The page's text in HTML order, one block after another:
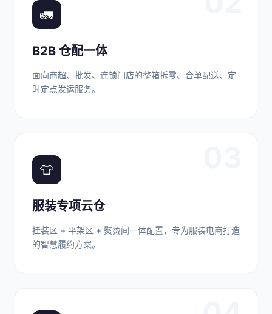
🚛
B2B 仓配一体
面向商超、批发、连锁门店的整箱拆零、合单配送、定
时定点发运服务。
👕
服装专项云仓
挂装区 + 平架区 + 熨烫间一体配置，专为服装电商打造
的智慧履约方案。